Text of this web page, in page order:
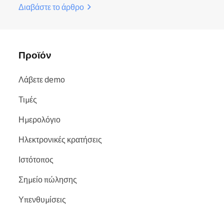
Διαβάστε το άρθρο
Προϊόν
Λάβετε demo
Τιμές
Ημερολόγιο
Ηλεκτρονικές κρατήσεις
Ιστότοπος
Σημείο πώλησης
Υπενθυμίσεις